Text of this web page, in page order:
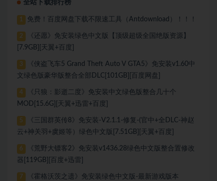
全站下载排行榜
1 免费！百度网盘下载不限速工具（Antdownload）！！！
2
《还愿》免安装绿色中文版【顶级超级全国绝版资源】
[7.9GB][天翼+百度]
3
《侠盗飞车5 Grand Theft Auto V GTA5》免安装v1.60中
文绿色版豪华版整合全部DLC[101GB][百度网盘]
4
《只狼：影逝二度》免安装中文绿色版整合几十个
MOD[15.6G][天翼+迅雷+百度]
5
《三国群英传8》免安装-V2.1.1-修复-(官中+全DLC-神赵
云+神关羽+虞姬等）绿色中文版[7.51GB][天翼+百度]
6
《荒野大镖客2》免安装v1436.28绿色中文版整合置修改
器[119GB][百度+迅雷]
7
《霍格沃茨之遗》免安装绿色中文版-最新游戏版本